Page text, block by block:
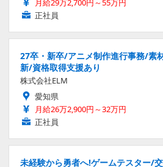
月給29万2,700円～55万円
正社員
27卒・新卒/アニメ制作進行事務/素
新/資格取得支援あり
株式会社ELM
愛知県
月給26万2,900円～32万円
正社員
未経験から勇者へ!ゲームテスター/